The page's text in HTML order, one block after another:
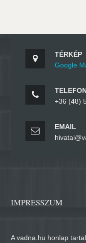
TÉRKÉP
Google
+36 (48)
EMAIL
IMPRESSZUM
A vadna.hu honlap